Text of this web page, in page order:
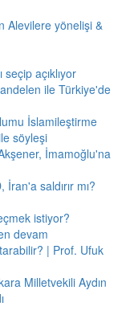
Alevilere yönelişi &
açıklıyor
ile Türkiye'de
İslamileştirme
söyleşi
İmamoğlu'na
saldırır mı?
istiyor?
devam
| Prof. Ufuk
Milletvekili Aydın